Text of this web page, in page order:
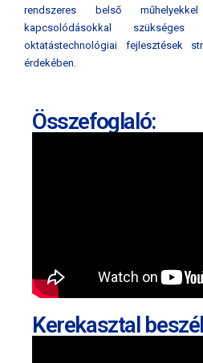
rendszeres belső
kapcsolódásokkal
oktatástechnológiai fejlesztések
érdekében.
Összefoglaló:
Kerekasztal